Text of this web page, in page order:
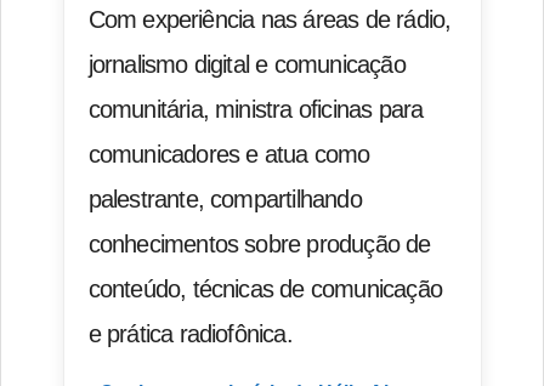
Com experiência nas áreas de rádio,
jornalismo digital e comunicação
comunitária, ministra oficinas para
comunicadores e atua como
palestrante, compartilhando
conhecimentos sobre produção de
conteúdo, técnicas de comunicação
e prática radiofônica.